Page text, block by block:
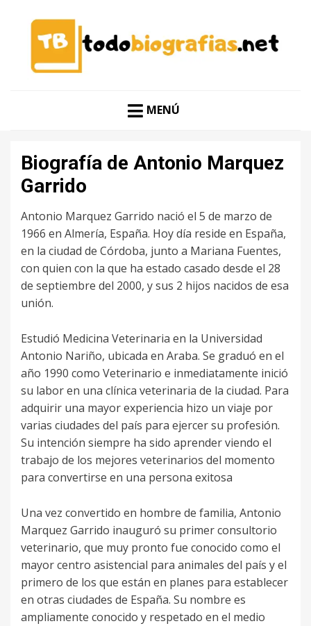
TODO BIOGRAFÍAS
MENÚ
Biografía de Antonio Marquez
Garrido
Antonio Marquez Garrido nació el 5 de marzo de
1966 en Almería, España. Hoy día reside en España,
en la ciudad de Córdoba, junto a Mariana Fuentes,
con quien con la que ha estado casado desde el 28
de septiembre del 2000, y sus 2 hijos nacidos de esa
unión.
Estudió Medicina Veterinaria en la Universidad
Antonio Nariño, ubicada en Araba. Se graduó en el
año 1990 como Veterinario e inmediatamente inició
su labor en una clínica veterinaria de la ciudad. Para
adquirir una mayor experiencia hizo un viaje por
varias ciudades del país para ejercer su profesión.
Su intención siempre ha sido aprender viendo el
trabajo de los mejores veterinarios del momento
para convertirse en una persona exitosa
Una vez convertido en hombre de familia, Antonio
Marquez Garrido inauguró su primer consultorio
veterinario, que muy pronto fue conocido como el
mayor centro asistencial para animales del país y el
primero de los que están en planes para establecer
en otras ciudades de España. Su nombre es
ampliamente conocido y respetado en el medio